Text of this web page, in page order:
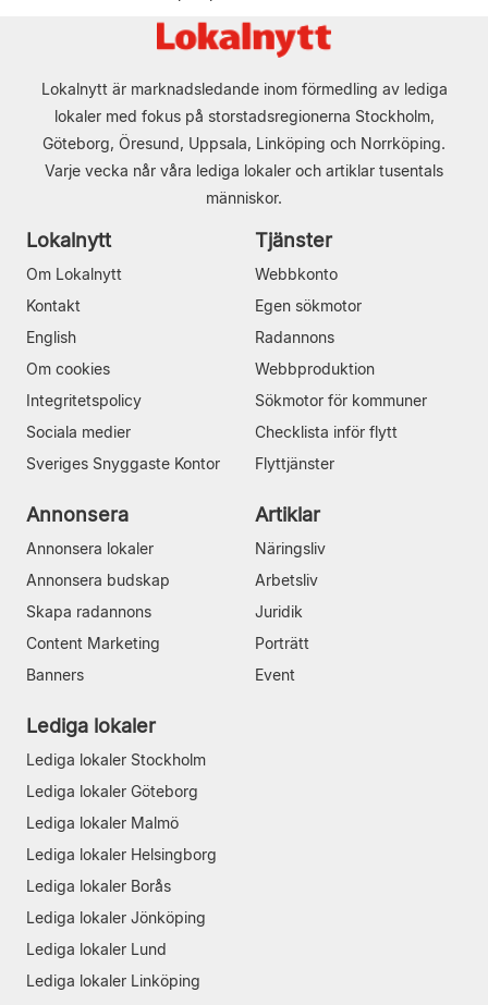
Lokalnytt är marknadsledande inom förmedling av lediga
lokaler med fokus på storstadsregionerna Stockholm,
Göteborg, Öresund, Uppsala, Linköping och Norrköping.
Varje vecka når våra lediga lokaler och artiklar tusentals
människor.
Lokalnytt
Om Lokalnytt
Kontakt
English
Om cookies
Integritetspolicy
Sociala medier
Sveriges Snyggaste Kontor
Tjänster
Webbkonto
Egen sökmotor
Radannons
Webbproduktion
Sökmotor för kommuner
Checklista inför flytt
Flyttjänster
Annonsera
Annonsera lokaler
Annonsera budskap
Skapa radannons
Content Marketing
Banners
Artiklar
Näringsliv
Arbetsliv
Juridik
Porträtt
Event
Lediga lokaler
Lediga lokaler Stockholm
Lediga lokaler Göteborg
Lediga lokaler Malmö
Lediga lokaler Helsingborg
Lediga lokaler Borås
Lediga lokaler Jönköping
Lediga lokaler Lund
Lediga lokaler Linköping